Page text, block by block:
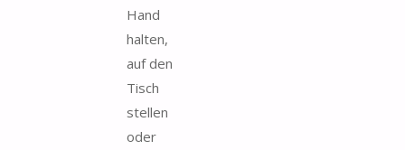
Hand
halten,
auf den
Tisch
stellen
oder